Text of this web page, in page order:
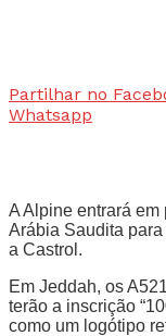
Partilhar no
Whatsapp
A Alpine entrará
Arábia Saudita
a Castrol.
Em Jeddah, os
terão a inscrição
como um logótipo